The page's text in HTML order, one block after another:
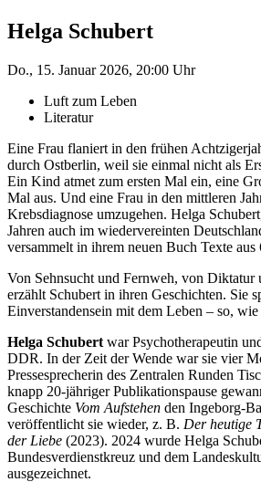
Helga Schubert
Do., 15. Januar 2026, 20:00 Uhr
Luft zum Leben
Literatur
Eine Frau flaniert in den frühen
durch Ostberlin, weil sie einmal nicht als
Ein Kind atmet zum ersten Mal ein, eine
Mal aus. Und eine Frau in den mittleren
Krebsdiagnose umzugehen. Helga
Jahren auch im wiedervereinten
versammelt in ihrem neuen Buch Texte aus
Von Sehnsucht und Fernweh, von Diktatur
erzählt Schubert in ihren Geschichten. Sie
Einverstandensein mit dem Leben – so, wie
Helga Schubert war Psychotherapeutin
DDR. In der Zeit der Wende war sie vier
Pressesprecherin des Zentralen Runden
knapp 20-jähriger Publikationspause
Geschichte Vom Aufstehen den Ingeborg-
veröffentlicht sie wieder, z. B. Der heutige
der Liebe (2023). 2024 wurde Helga
Bundesverdienstkreuz und dem
ausgezeichnet.